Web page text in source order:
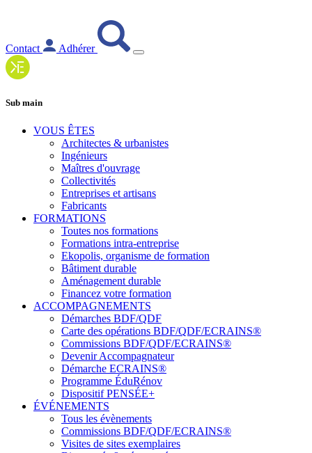
Contact Adhérer
Sub main
VOUS ÊTES
Architectes & urbanistes
Ingénieurs
Maîtres d'ouvrage
Collectivités
Entreprises et artisans
Fabricants
FORMATIONS
Toutes nos formations
Formations intra-entreprise
Ekopolis, organisme de formation
Bâtiment durable
Aménagement durable
Financez votre formation
ACCOMPAGNEMENTS
Démarches BDF/QDF
Carte des opérations BDF/QDF/ECRAINS®
Commissions BDF/QDF/ECRAINS®
Devenir Accompagnateur
Démarche ECRAINS®
Programme ÉduRénov
Dispositif PENSÉE+
ÉVÉNEMENTS
Tous les évènements
Commissions BDF/QDF/ECRAINS®
Visites de sites exemplaires